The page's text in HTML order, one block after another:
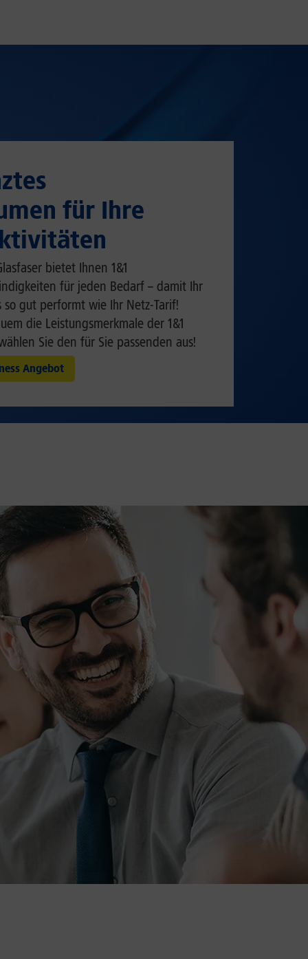
für Ihre
bietet Ihnen 1&1
für jeden Bedarf – damit Ihr
so gut performt wie Ihr Netz-Tarif!
die Leistungsmerkmale der 1&1
Sie den für Sie passenden aus!
Angebot